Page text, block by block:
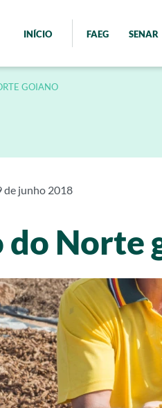
INÍCIO FAEG SENAR
GOIANO
de junho 2018
Norte